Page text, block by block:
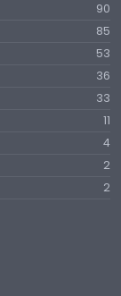
90
85
53
36
33
11
4
2
2